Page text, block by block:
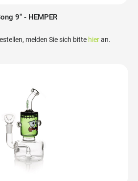
9" - HEMPER
melden Sie sich bitte hieran.